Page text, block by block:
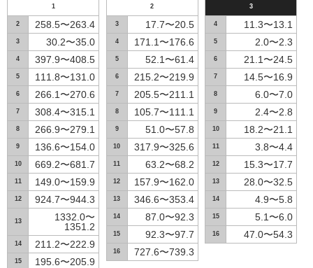
1
2 258.5〜263.4
3 30.2〜35.0
4 397.9〜408.5
5 111.8〜131.0
6 266.1〜270.6
7 308.4〜315.1
8 266.9〜279.1
9 136.6〜154.0
10 669.2〜681.7
11 149.0〜159.9
12 924.7〜944.3
13
1332.0〜
1351.2
14 211.2〜222.9
15 195.6〜205.9
2
3 17.7〜20.5
4 171.1〜176.6
5 52.1〜61.4
6 215.2〜219.9
7 205.5〜211.1
8 105.7〜111.1
9 51.0〜57.8
10 317.9〜325.6
11 63.2〜68.2
12 157.9〜162.0
13 346.6〜353.4
14 87.0〜92.3
15 92.3〜97.7
16 727.6〜739.3
3
4 11.3〜13.1
5 2.0〜2.3
6 21.1〜24.5
7 14.5〜16.9
8 6.0〜7.0
9 2.4〜2.8
10 18.2〜21.1
11 3.8〜4.4
12 15.3〜17.7
13 28.0〜32.5
14 4.9〜5.8
15 5.1〜6.0
16 47.0〜54.3